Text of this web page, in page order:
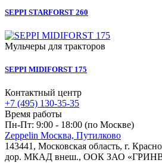
SEPPI STARFORST 260
Мульчеры для тракторов
SEPPI MIDIFORST 175
Контактный центр
+7 (495) 130-35-35
Время работы
Пн-Пт: 9:00 - 18:00 (по Москве)
Zeppelin Москва, Путилково
143441, Московская область, г.
дор. МКАД внеш., ООК ЗАО